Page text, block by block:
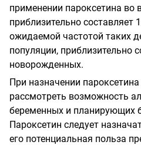
применении пароксетина во
приблизительно составляет
ожидаемой частотой таких
популяции, приблизительно
новорожденных.
При назначении
рассмотреть возможность
беременных и планирующих
Пароксетин следует
его потенциальная польза